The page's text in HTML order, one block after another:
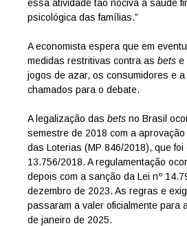
essa atividade tão nociva à saúde
psicológica das famílias.”
A economista espera que em
medidas restritivas contra as bets e
jogos de azar, os consumidores e
chamados para o debate.
A legalização das bets no Brasil
semestre de 2018 com a
das Loterias (MP 846/2018), que foi
13.756/2018. A regulamentação
depois com a sanção da Lei nº
dezembro de 2023. As regras e
passaram a valer oficialmente para
de janeiro de 2025.